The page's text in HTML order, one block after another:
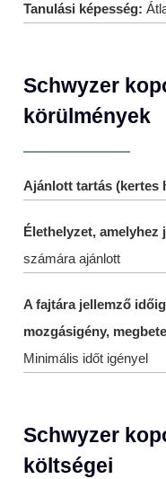
Tanulási képesség:
Schwyzer
körülmények
Ajánlott tartás (kertes
Élethelyzet, amelyhez
számára ajánlott
A fajtára jellemző
mozgásigény,
Minimális időt igényel
Schwyzer
költségei